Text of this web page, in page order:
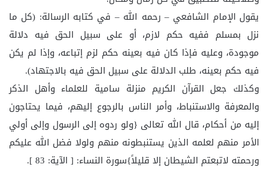
يقول الإمام الشافعي – رحمه الله – في كتابه الرسالة: (كل ما
نزل بمسلم ففيه حكم لازم، أو على سبيل الحق فيه دلالة
موجودة، وعليه فإذا كان فيه بعينه حكم لزم إتباعه، وإذا لم يكن
فيه حكم بعينه، طلب الدلالة على سبيل الحق فيه بالاجتهاد).
وكذلك جعل القرآن الكريم منزلة سامية للعلماء وأهل الذكر
والمعرفة والاستنباط، وأمر الناس بالرجوع إليهم، فيما يحتاجون
إليه من أحكام، قال الله تعالى {ولو ردوه إلى الرسول وإلى أولي
الأمر منهم لعلمه الذين يستنبطونه منهم ولولا فضل الله عليكم
ورحمته لاتبعتم الشيطان إلا قليلاً}سورة النساء: [ الآية: 83 ].